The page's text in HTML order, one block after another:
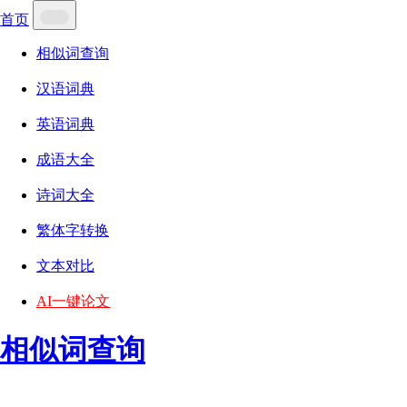
首页
相似词查询
汉语词典
英语词典
成语大全
诗词大全
繁体字转换
文本对比
AI一键论文
相似词查询